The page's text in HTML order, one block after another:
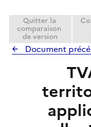
Quitter la
comparaison
de version
Document